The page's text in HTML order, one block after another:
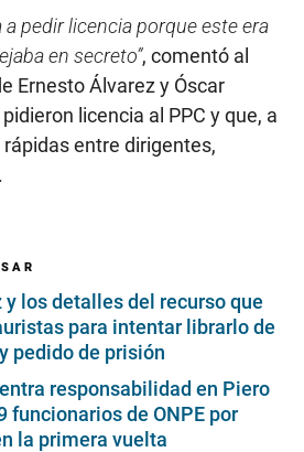
a pedir licencia porque este era
en secreto”, comentó al
Ernesto Álvarez y Óscar
licencia al PPC y que, a
entre dirigentes,
y los detalles del recurso que
para intentar librarlo de
pedido de prisión
responsabilidad en Piero
funcionarios de ONPE por
la primera vuelta